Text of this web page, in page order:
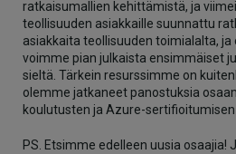
ratkaisumallien kehittämistä, ja
teollisuuden asiakkaille suunnattu
asiakkaita teollisuuden toimialalta,
voimme pian julkaista ensimmäiset
sieltä. Tärkein resurssimme on
olemme jatkaneet panostuksia
koulutusten ja Azure-
PS. Etsimme edelleen uusia osaajia!